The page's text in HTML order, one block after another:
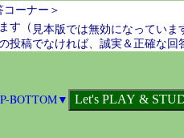
コーナー＞
す（ 見本版では無効になっていま
稿でなければ、誠実＆正確な回
BOTTOM▼